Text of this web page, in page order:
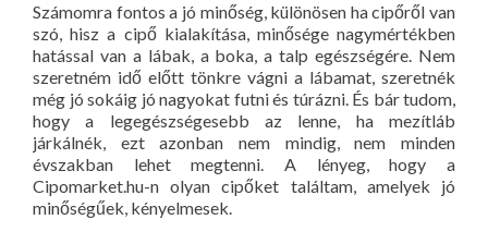
Számomra fontos a jó minőség, különösen ha cipőről van
szó, hisz a cipő kialakítása, minősége nagymértékben
hatással van a lábak, a boka, a talp egészségére. Nem
szeretném idő előtt tönkre vágni a lábamat, szeretnék
még jó sokáig jó nagyokat futni és túrázni. És bár tudom,
hogy a legegészségesebb az lenne, ha mezítláb
járkálnék, ezt azonban nem mindig, nem minden
évszakban lehet megtenni. A lényeg, hogy a
Cipomarket.hu-n olyan cipőket találtam, amelyek jó
minőségűek, kényelmesek.